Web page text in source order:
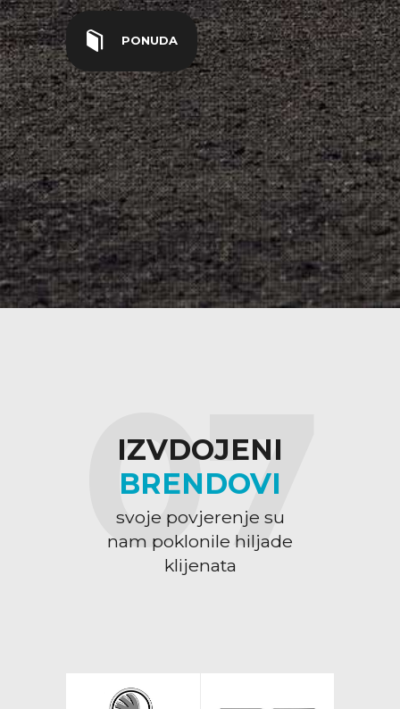
PONUDA
07
IZVDOJENI
BRENDOVI
svoje povjerenje su
nam poklonile hiljade
klijenata